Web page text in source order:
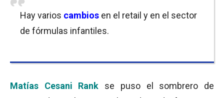
Hay varios cambios en el retail y en el sector
de fórmulas infantiles.
Matías Cesani Rank se puso el sombrero de